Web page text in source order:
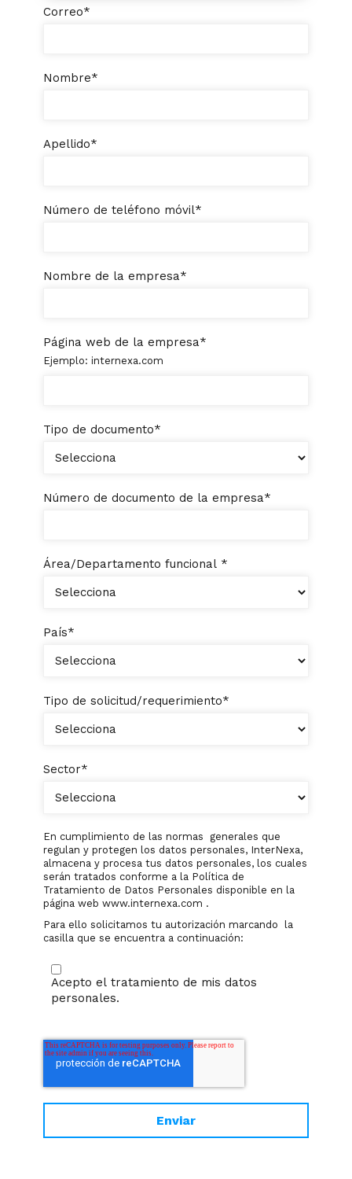
Correo*
Nombre*
Apellido*
Número de teléfono móvil*
Nombre de la empresa*
Página web de la empresa*
Ejemplo: internexa.com
Tipo de documento*
Número de documento de la empresa*
Área/Departamento funcional *
País*
Tipo de solicitud/requerimiento*
Sector*
En cumplimiento de las normas generales que
regulan y protegen los datos personales, InterNexa,
almacena y procesa tus datos personales, los cuales
serán tratados conforme a la Política de
Tratamiento de Datos Personales disponible en la
página web www.internexa.com .
Para ello solicitamos tu autorización marcando la
casilla que se encuentra a continuación:
Acepto el tratamiento de mis datos
personales.